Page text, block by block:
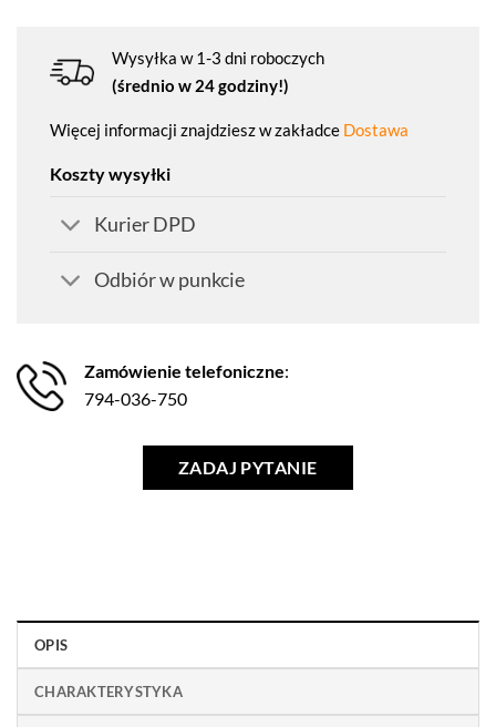
Wysyłka w 1-3 dni roboczych
(średnio w 24 godziny!)
Więcej informacji znajdziesz w zakładce Dostawa
Koszty wysyłki
Kurier DPD
Odbiór w punkcie
Zamówienie telefoniczne:
794-036-750
ZADAJ PYTANIE
OPIS
CHARAKTERYSTYKA